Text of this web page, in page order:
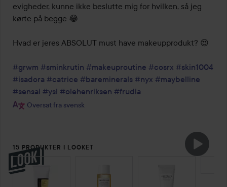
evigheder, kunne ikke beslutte mig for hvilken, så jeg
kørte på begge 😂
Hvad er jeres ABSOLUT must have makeupprodukt? 😍
#grwm #sminkrutin #makeuproutine #cosrx #skin1004
#isadora #catrice #bareminerals #nyx #maybelline
#sensai #ysl #olehenriksen #frudia
Oversat fra svensk
15 PRODUKTER I LOOKET
SPRING OVER SEKTIONEN